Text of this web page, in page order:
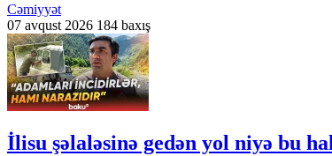
Cəmiyyət
07 avqust 2026 184 baxış
İlisu şəlaləsinə gedən yol niyə bu